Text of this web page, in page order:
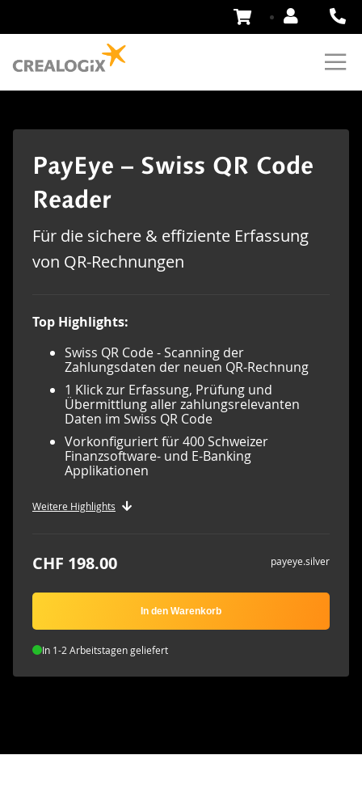
Zum
Inhalt
PayEye – Swiss QR Code
Reader
Für die sichere & effiziente Erfassung
von QR-Rechnungen
Top Highlights:
Swiss QR Code - Scanning der
Zahlungsdaten der neuen QR-Rechnung
1 Klick zur Erfassung, Prüfung und
Übermittlung aller zahlungsrelevanten
Daten im Swiss QR Code
Vorkonfiguriert für 400 Schweizer
Finanzsoftware- und E-Banking
Applikationen
Weitere Highlights
CHF 198.00 payeye.silver
In den Warenkorb
In 1-2 Arbeitstagen geliefert